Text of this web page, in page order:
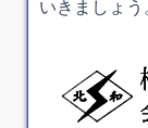
いきましょう。